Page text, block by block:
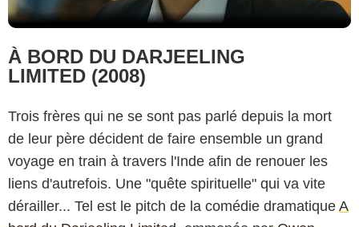
À BORD DU DARJEELING
LIMITED (2008)
Trois frères qui ne se sont pas parlé depuis la mort
de leur père décident de faire ensemble un grand
voyage en train à travers l'Inde afin de renouer les
liens d'autrefois. Une "quête spirituelle" qui va vite
dérailler... Tel est le pitch de la comédie dramatique A